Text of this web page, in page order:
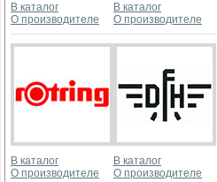
В каталог
О производителе
В каталог
О производителе
В каталог
О производителе
В каталог
О производителе